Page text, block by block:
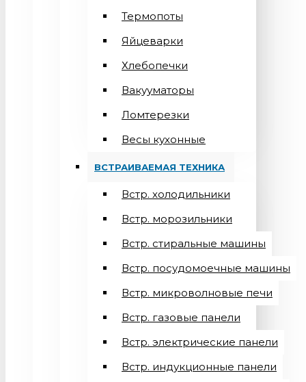
Термопоты
Яйцеварки
Хлебопечки
Вакууматоры
Ломтерезки
Весы кухонные
ВСТРАИВАЕМАЯ ТЕХНИКА
Встр. холодильники
Встр. морозильники
Встр. стиральные машины
Встр. посудомоечные машины
Встр. микроволновые печи
Встр. газовые панели
Встр. электрические панели
Встр. индукционные панели